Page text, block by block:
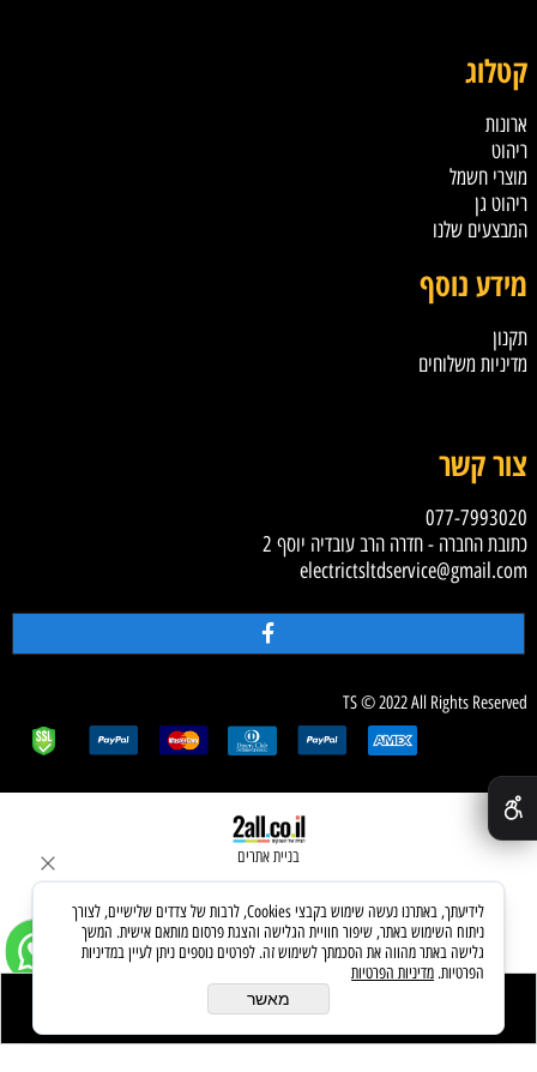
לרכישה
קטלוג
ארונות
ריהוט
מוצרי חשמל
ריהוט גן
המבצעים שלנו
מידע נוסף
תקנון
מדיניות משלוחים
צור קשר
077-7993020
כתובת החברה - חדרה הרב עובדיה יוסף 2
electrictsltdservice@gmail.com
TS © 2022 All Rights Reserved
בניית אתרים
לידיעתך, באתרנו נעשה שימוש בקבצי Cookies, לרבות של צדדים שלישיים, לצורך
ניתוח השימוש באתר, שיפור חוויית הגלישה והצגת פרסום מותאם אישית. המשך
גלישה באתר מהווה את הסכמתך לשימוש זה. לפרטים נוספים ניתן לעיין במדיניות
הפרטיות. מדיניות הפרטיות
מאשר